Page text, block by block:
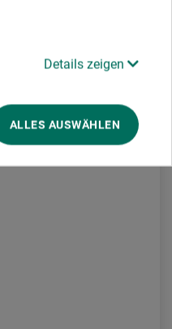
Details zeigen
ALLES AUSWÄHLEN